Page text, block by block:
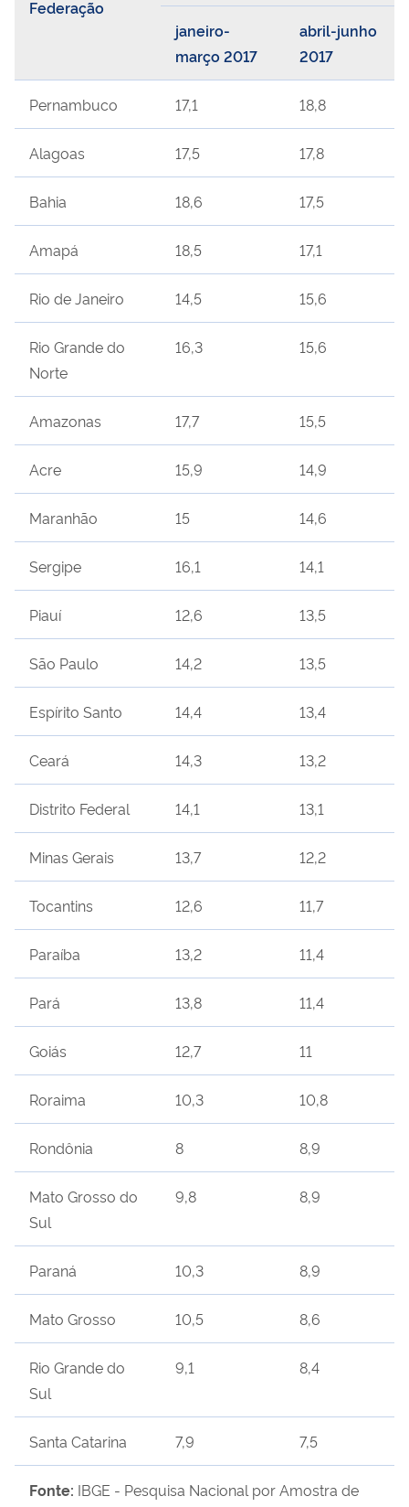
Federação
janeiro-
março 2017
abril-junho
2017
Pernambuco 17,1 18,8
Alagoas 17,5 17,8
Bahia 18,6 17,5
Amapá 18,5 17,1
Rio de Janeiro 14,5 15,6
Rio Grande do
Norte
16,3 15,6
Amazonas 17,7 15,5
Acre 15,9 14,9
Maranhão 15 14,6
Sergipe 16,1 14,1
Piauí 12,6 13,5
São Paulo 14,2 13,5
Espírito Santo 14,4 13,4
Ceará 14,3 13,2
Distrito Federal 14,1 13,1
Minas Gerais 13,7 12,2
Tocantins 12,6 11,7
Paraíba 13,2 11,4
Pará 13,8 11,4
Goiás 12,7 11
Roraima 10,3 10,8
Rondônia 8 8,9
Mato Grosso do
Sul
9,8 8,9
Paraná 10,3 8,9
Mato Grosso 10,5 8,6
Rio Grande do
Sul
9,1 8,4
Santa Catarina 7,9 7,5
Fonte: IBGE - Pesquisa Nacional por Amostra de